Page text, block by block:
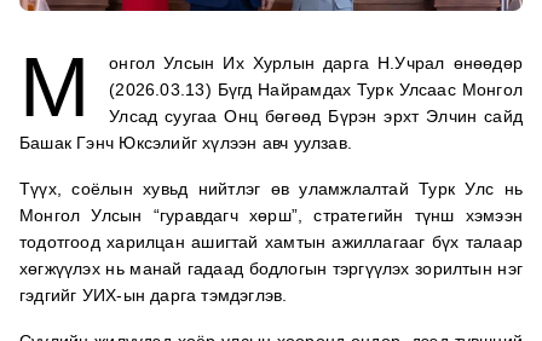
М
онгол Улсын Их Хурлын дарга Н.Учрал өнөөдөр
(2026.03.13) Бүгд Найрамдах Турк Улсаас Монгол
Улсад суугаа Онц бөгөөд Бүрэн эрхт Элчин сайд
Башак Гэнч Юксэлийг хүлээн авч уулзав.
Түүх, соёлын хувьд нийтлэг өв уламжлалтай Турк Улс нь
Монгол Улсын “гуравдагч хөрш”, стратегийн түнш хэмээн
тодотгоод харилцан ашигтай хамтын ажиллагааг бүх талаар
хөгжүүлэх нь манай гадаад бодлогын тэргүүлэх зорилтын нэг
гэдгийг УИХ-ын дарга тэмдэглэв.